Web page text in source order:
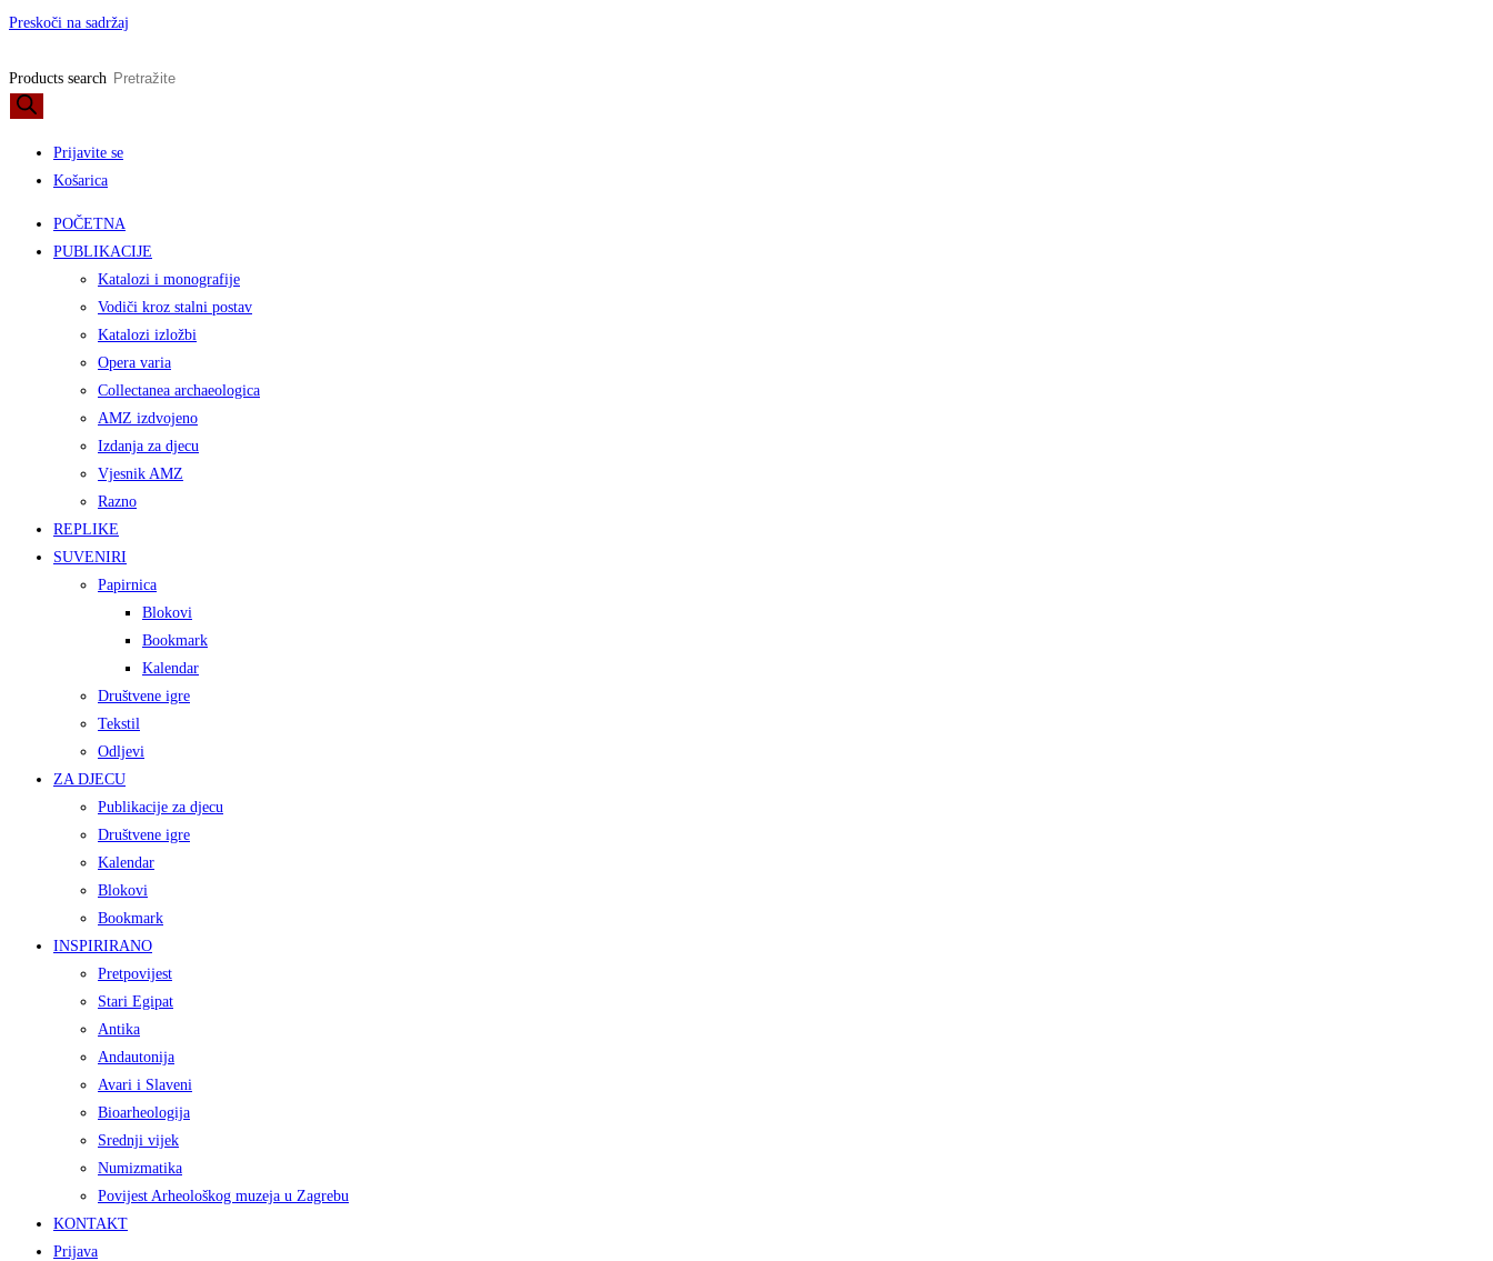
Preskoči na sadržaj
Products search
Prijavite se
Košarica
POČETNA
PUBLIKACIJE
Katalozi i monografije
Vodiči kroz stalni postav
Katalozi izložbi
Opera varia
Collectanea archaeologica
AMZ izdvojeno
Izdanja za djecu
Vjesnik AMZ
Razno
REPLIKE
SUVENIRI
Papirnica
Blokovi
Bookmark
Kalendar
Društvene igre
Tekstil
Odljevi
ZA DJECU
Publikacije za djecu
Društvene igre
Kalendar
Blokovi
Bookmark
INSPIRIRANO
Pretpovijest
Stari Egipat
Antika
Andautonija
Avari i Slaveni
Bioarheologija
Srednji vijek
Numizmatika
Povijest Arheološkog muzeja u Zagrebu
KONTAKT
Prijava